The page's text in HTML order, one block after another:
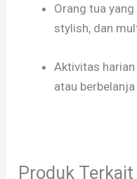
Orang tua
stylish, dan
Aktivitas
atau berbelanja
Produk Terkait